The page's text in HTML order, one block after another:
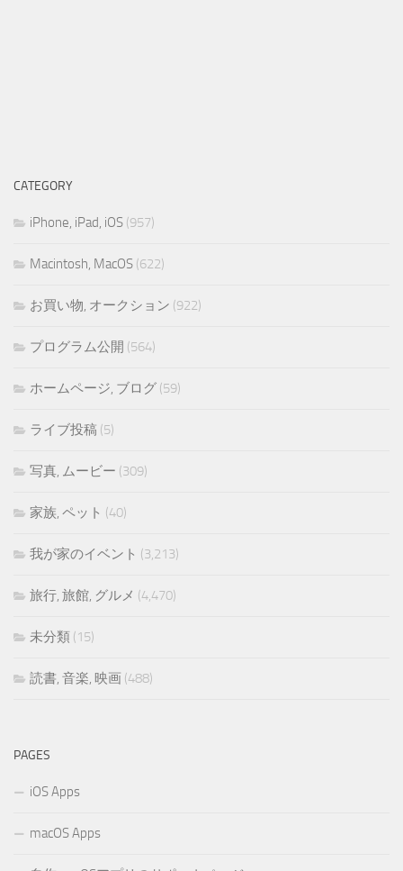
CATEGORY
iPhone, iPad, iOS (957)
Macintosh, MacOS (622)
お買い物, オークション (922)
プログラム公開 (564)
ホームページ, ブログ (59)
ライブ投稿 (5)
写真, ムービー (309)
家族, ペット (40)
我が家のイベント (3,213)
旅行, 旅館, グルメ (4,470)
未分類 (15)
読書, 音楽, 映画 (488)
PAGES
iOS Apps
macOS Apps